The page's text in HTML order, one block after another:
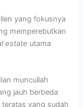
yang fokusnya
memperebutkan
estate utama
muncullah
jauh berbeda
yang sudah